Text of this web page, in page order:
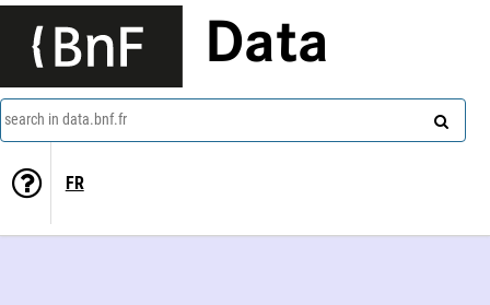
Data
search in data.bnf.fr
FR